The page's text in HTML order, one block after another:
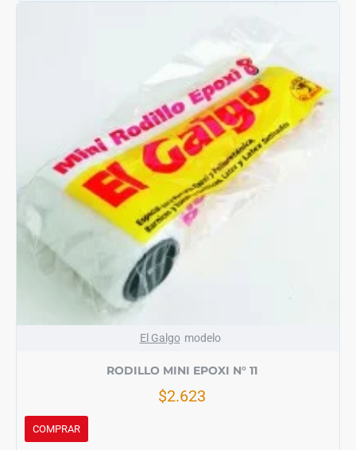
El Galgo modelo
RODILLO MINI EPOXI N° 11
$2.623
COMPRAR